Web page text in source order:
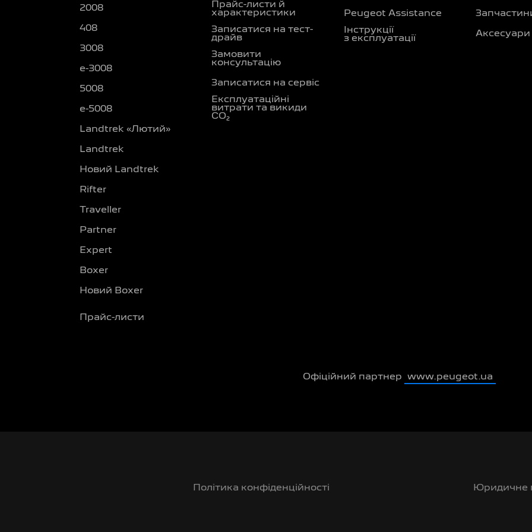
2008
408
3008
e-3008
5008
e-5008
Landtrek «Лютий»
Landtrek
Новий Landtrek
Rifter
Traveller
Partner
Expert
Boxer
Новий Boxer
Прайс-листи
Прайс-листи й
характеристики
Записатися на тест-
драйв
Замовити
консультацію
Записатися на сервіс
Експлуатаційні
витрати та викиди
CO₂
Peugeot Assistance
Інструкції
з експлуатації
Аксесуари
Офіційний партнер www.peugeot.ua
Політика конфіденційності Юридичне